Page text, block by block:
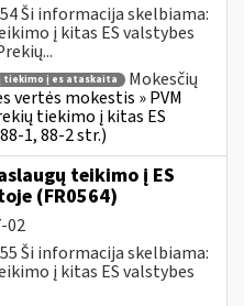
Ši informacija skelbiama:
į kitas ES valstybes
tiekimo į es ataskaita
Mokesčių
vertės mokestis » PVM
tiekimo į kitas ES
1, 88-2 str.)
teikimo į ES
(FR0564)
02
Ši informacija skelbiama:
į kitas ES valstybes